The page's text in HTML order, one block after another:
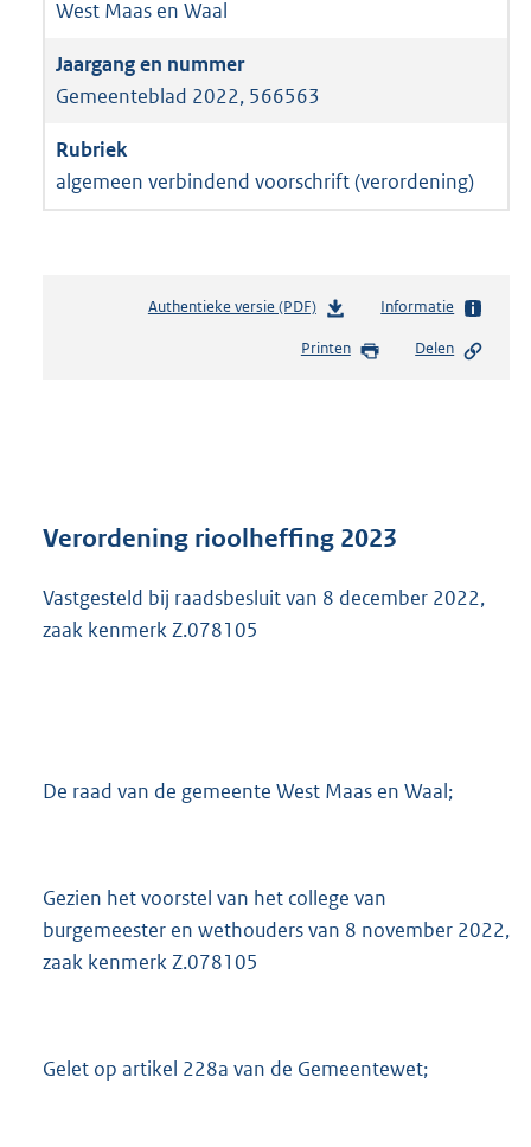
West Maas en Waal
Gemeenteblad 2022, 566563
algemeen verbindend voorschrift (verordening)
Authentieke versie (PDF)b
s
r
o
t
b
Informatie
Printen Delen
Verordening rioolheffing 2023
Vastgesteld bij raadsbesluit van 8 december 2022,
zaak kenmerk Z.078105
De raad van de gemeente West Maas en Waal;
Gezien het voorstel van het college van
burgemeester en wethouders van 8 november 2022,
zaak kenmerk Z.078105
Gelet op artikel 228a van de Gemeentewet;